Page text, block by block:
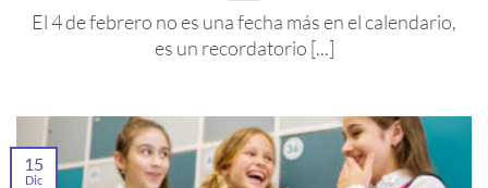
El 4 de febrero no es una fecha más en el calendario,
es un recordatorio [...]
15
Dic